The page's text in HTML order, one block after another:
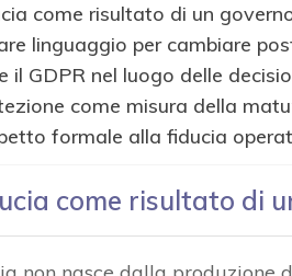
come risultato di un
linguaggio per cambiare
il GDPR nel luogo delle
come misura della
formale alla fiducia
come risultato di